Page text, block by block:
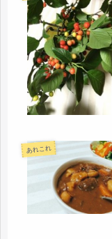
あれこれ